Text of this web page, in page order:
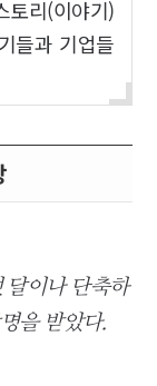
토리(이야기)
들과 기업들
달이나 단축하
을 받았다.